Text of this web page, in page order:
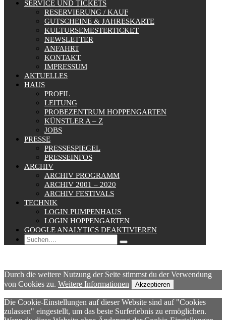
SERVICE UND TICKETS
RESERVIERUNG / KAUF
GUTSCHEINE & JAHRESKARTE
KULTURSEMESTERTICKET
NEWSLETTER
ANFAHRT
KONTAKT
IMPRESSUM
AKTUELLES
HAUS
PROFIL
LEITUNG
PROBEZENTRUM HOPPENGARTEN
KÜNSTLER A – Z
JOBS
PRESSE
PRESSESPIEGEL
PRESSEINFOS
ARCHIV
ARCHIV PROGRAMM
ARCHIV 2001 – 2020
ARCHIV FESTIVALS
TECHNIK
LOGIN PUMPENHAUS
LOGIN HOPPENGARTEN
GOOGLE ANALYTICS DEAKTIVIEREN
Durch die weitere Nutzung der Seite stimmst du der Verwendung
von Cookies zu. Weitere Informationen Akzeptieren
Die Cookie-Einstellungen auf dieser Website sind auf "Cookies
zulassen" eingestellt, um das beste Surferlebnis zu ermöglichen.